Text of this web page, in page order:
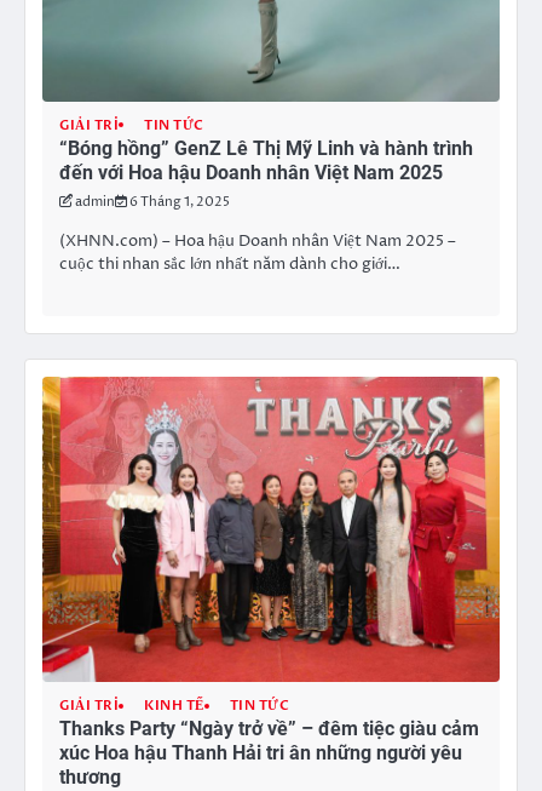
GIẢI TRÍ TIN TỨC
“Bóng hồng” GenZ Lê Thị Mỹ Linh và hành trình
đến với Hoa hậu Doanh nhân Việt Nam 2025
admin 6 Tháng 1, 2025
(XHNN.com) – Hoa hậu Doanh nhân Việt Nam 2025 –
cuộc thi nhan sắc lớn nhất năm dành cho giới…
GIẢI TRÍ KINH TẾ TIN TỨC
Thanks Party “Ngày trở về” – đêm tiệc giàu cảm
xúc Hoa hậu Thanh Hải tri ân những người yêu
thương